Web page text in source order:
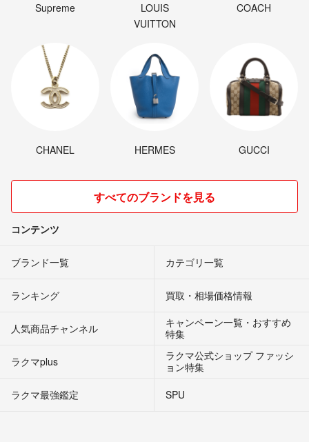
Supreme
LOUIS
VUITTON
COACH
CHANEL HERMES GUCCI
すべてのブランドを見る
コンテンツ
ブランド一覧 カテゴリ一覧
ランキング 買取・相場価格情報
人気商品チャンネル
キャンペーン一覧・おすすめ
特集
ラクマplus
ラクマ公式ショップ ファッシ
ョン特集
ラクマ最強鑑定
SPU